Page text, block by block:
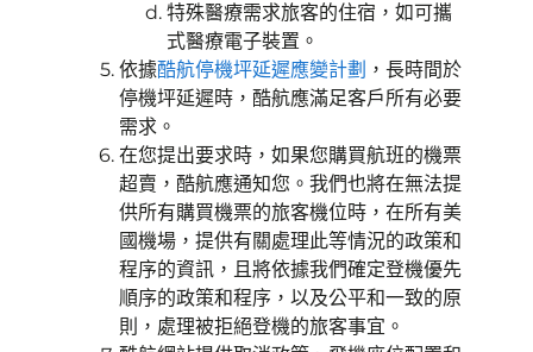
特殊醫療需求旅客的住宿，如可攜
式醫療電子裝置。
依據酷航停機坪延遲應變計劃 ，長時間於
停機坪延遲時，酷航應滿足客戶所有必要
需求。
在您提出要求時，如果您購買航班的機票
超賣，酷航應通知您。我們也將在無法提
供所有購買機票的旅客機位時，在所有美
國機場，提供有關處理此等情況的政策和
程序的資訊，且將依據我們確定登機優先
順序的政策和程序，以及公平和一致的原
則，處理被拒絕登機的旅客事宜。